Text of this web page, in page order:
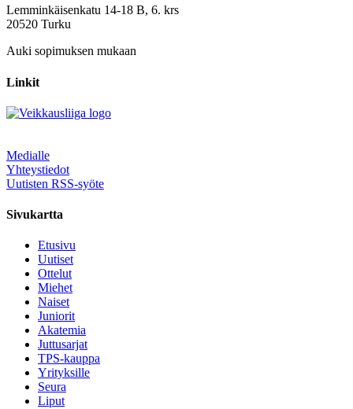
Lemminkäisenkatu 14-18 B, 6. krs
20520 Turku
Auki sopimuksen mukaan
Linkit
Medialle
Yhteystiedot
Uutisten RSS-syöte
Sivukartta
Etusivu
Uutiset
Ottelut
Miehet
Naiset
Juniorit
Akatemia
Juttusarjat
TPS-kauppa
Yrityksille
Seura
Liput